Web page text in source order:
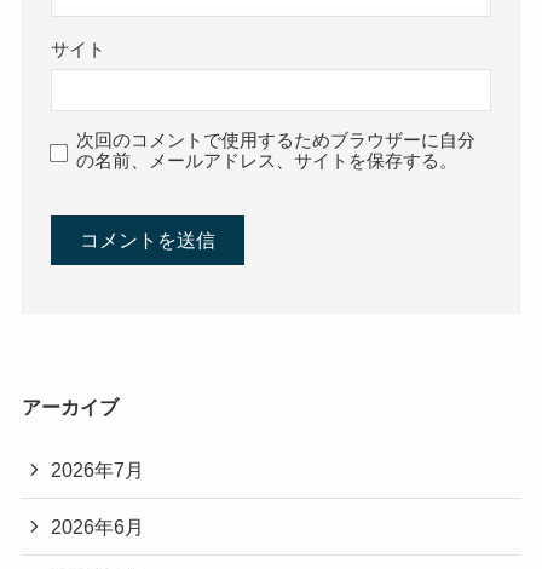
サイト
次回のコメントで使用するためブラウザーに自分
の名前、メールアドレス、サイトを保存する。
アーカイブ
2026年7月
2026年6月